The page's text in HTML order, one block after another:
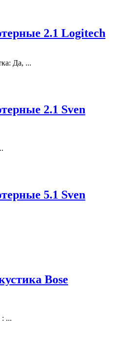
2.1 Logitech
Да, ...
2.1 Sven
5.1 Sven
Bose
: ...